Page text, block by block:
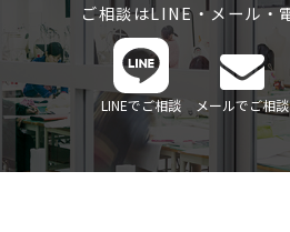
ご相談はLINE・メール・
LINEでご相談 メールでご相談